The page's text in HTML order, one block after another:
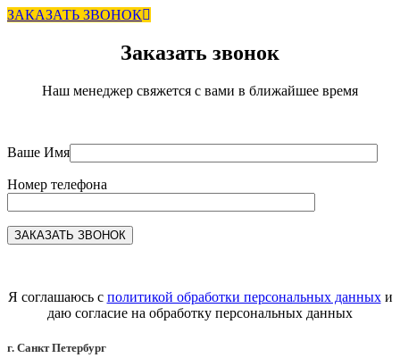
ЗАКАЗАТЬ ЗВОНОК
Заказать звонок
Наш менеджер свяжется с вами в ближайшее время
Ваше Имя
Номер телефона
Я соглашаюсь с политикой обработки персональных данныхи
даю согласие на обработку персональных данных
г. Санкт Петербург